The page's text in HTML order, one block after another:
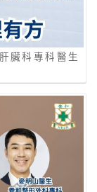
臟科專科醫生